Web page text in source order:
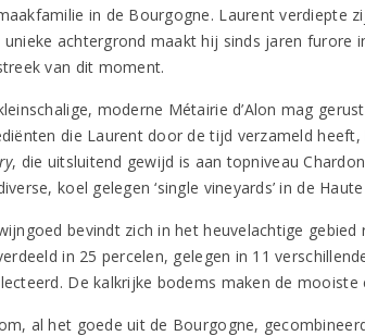
in de Bourgogne. Laurent verdiepte
unieke achtergrond maakt hij sinds jaren furore
van dit moment.
moderne Métairie d’Alon mag
die Laurent door de tijd verzameld
, die uitsluitend gewijd is aan topniveau
koel gelegen ‘single vineyards’ in de Haute
bevindt zich in het heuvelachtige
in 25 percelen, gelegen in 11
De kalkrijke bodems maken de
al het goede uit de Bourgogne,